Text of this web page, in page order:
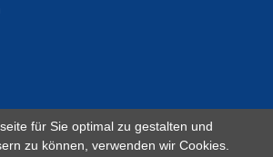
für Sie optimal zu gestalten und
zu können, verwenden wir Cookies.